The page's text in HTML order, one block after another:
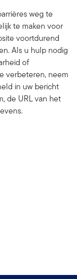
weg te
te maken voor
voortdurend
Als u hulp nodig
of
verbeteren, neem
in uw bericht
de URL van het